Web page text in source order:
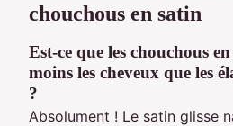
chouchous en satin
Est-ce que les chouchous
moins les cheveux que les
?
Absolument ! Le satin glisse